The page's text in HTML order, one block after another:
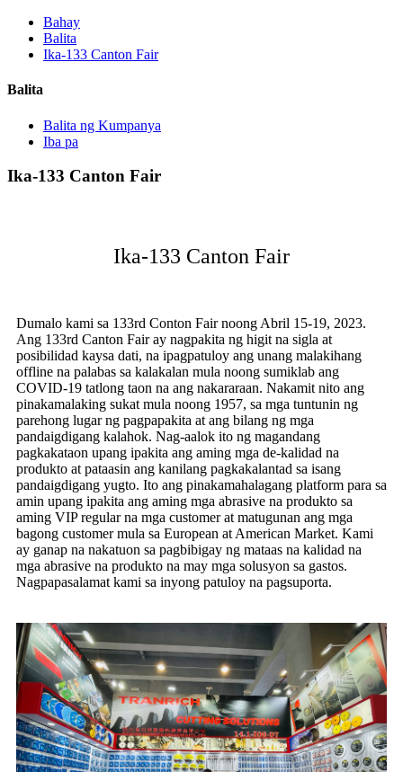
Bahay
Balita
Ika-133 Canton Fair
Balita
Balita ng Kumpanya
Iba pa
Ika-133 Canton Fair
Ika-133 Canton Fair
Dumalo kami sa 133rd Conton Fair noong Abril 15-19, 2023.
Ang 133rd Canton Fair ay nagpakita ng higit na sigla at
posibilidad kaysa dati, na ipagpatuloy ang unang malakihang
offline na palabas sa kalakalan mula noong sumiklab ang
COVID-19 tatlong taon na ang nakararaan. Nakamit nito ang
pinakamalaking sukat mula noong 1957, sa mga tuntunin ng
parehong lugar ng pagpapakita at ang bilang ng mga
pandaigdigang kalahok. Nag-aalok ito ng magandang
pagkakataon upang ipakita ang aming mga de-kalidad na
produkto at pataasin ang kanilang pagkakalantad sa isang
pandaigdigang yugto. Ito ang pinakamahalagang platform para sa
amin upang ipakita ang aming mga abrasive na produkto sa
aming VIP regular na mga customer at matugunan ang mga
bagong customer mula sa European at American Market. Kami
ay ganap na nakatuon sa pagbibigay ng mataas na kalidad na
mga abrasive na produkto na may mga solusyon sa gastos.
Nagpapasalamat kami sa inyong patuloy na pagsuporta.